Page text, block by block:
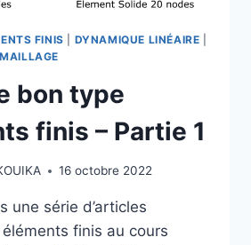
FINIS DYNAMIQUE LINÉAIRE
MAILLAGE
bon type
finis – Partie 1
16 octobre 2022
une série d’articles
finis au cours